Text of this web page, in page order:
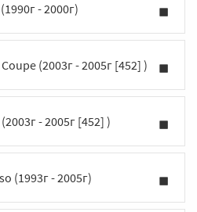
- 2000г)
(2003г - 2005г [452] )
- 2005г [452] )
(1993г - 2005г)